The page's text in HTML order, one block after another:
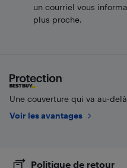
un courriel vous
plus proche.
Une couverture qui va au-
Voir les avantages
Politique de retour